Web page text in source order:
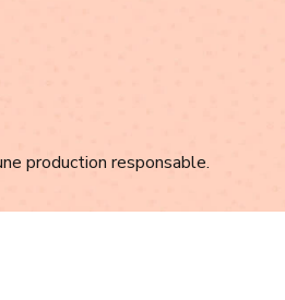
production responsable.